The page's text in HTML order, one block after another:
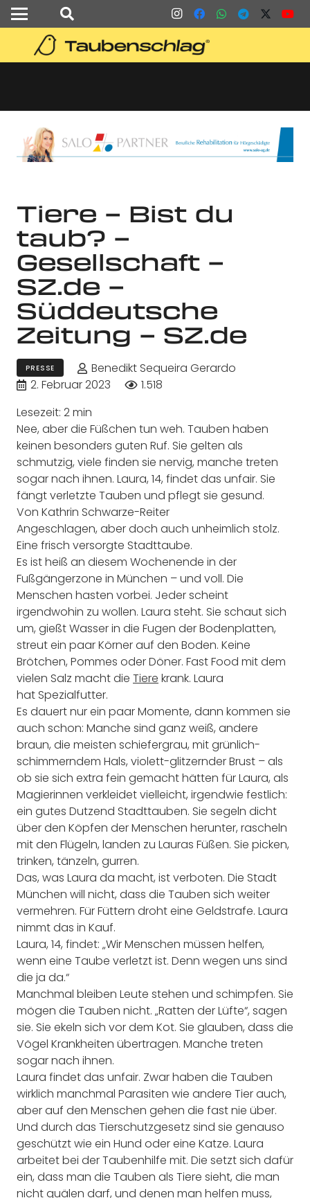
Tiere – Bist du
taub? –
Gesellschaft –
SZ.de –
Süddeutsche
Zeitung – SZ.de
PRESSE
Benedikt Sequeira Gerardo
2. Februar 2023
1.518
Lesezeit: 2 min
Nee, aber die Füßchen tun weh. Tauben haben
keinen besonders guten Ruf. Sie gelten als
schmutzig, viele finden sie nervig, manche treten
sogar nach ihnen. Laura, 14, findet das unfair. Sie
fängt verletzte Tauben und pflegt sie gesund.
Von Kathrin Schwarze-Reiter
Angeschlagen, aber doch auch unheimlich stolz.
Eine frisch versorgte Stadttaube.
Es ist heiß an diesem Wochenende in der
Fußgängerzone in München – und voll. Die
Menschen hasten vorbei. Jeder scheint
irgendwohin zu wollen. Laura steht. Sie schaut sich
um, gießt Wasser in die Fugen der Bodenplatten,
streut ein paar Körner auf den Boden. Keine
Brötchen, Pommes oder Döner. Fast Food mit dem
vielen Salz macht die Tiere krank. Laura
hat Spezialfutter.
Es dauert nur ein paar Momente, dann kommen sie
auch schon: Manche sind ganz weiß, andere
braun, die meisten schiefergrau, mit grünlich-
schimmerndem Hals, violett-glitzernder Brust – als
ob sie sich extra fein gemacht hätten für Laura, als
Magierinnen verkleidet vielleicht, irgendwie festlich:
ein gutes Dutzend Stadttauben. Sie segeln dicht
über den Köpfen der Menschen herunter, rascheln
mit den Flügeln, landen zu Lauras Füßen. Sie picken,
trinken, tänzeln, gurren.
Das, was Laura da macht, ist verboten. Die Stadt
München will nicht, dass die Tauben sich weiter
vermehren. Für Füttern droht eine Geldstrafe. Laura
nimmt das in Kauf.
Laura, 14, findet: „Wir Menschen müssen helfen,
wenn eine Taube verletzt ist. Denn wegen uns sind
die ja da.“
Manchmal bleiben Leute stehen und schimpfen. Sie
mögen die Tauben nicht. „Ratten der Lüfte“, sagen
sie. Sie ekeln sich vor dem Kot. Sie glauben, dass die
Vögel Krankheiten übertragen. Manche treten
sogar nach ihnen.
Laura findet das unfair. Zwar haben die Tauben
wirklich manchmal Parasiten wie andere Tier auch,
aber auf den Menschen gehen die fast nie über.
Und durch das Tierschutzgesetz sind sie genauso
geschützt wie ein Hund oder eine Katze. Laura
arbeitet bei der Taubenhilfe mit. Die setzt sich dafür
ein, dass man die Tauben als Tiere sieht, die man
nicht quälen darf, und denen man helfen muss,